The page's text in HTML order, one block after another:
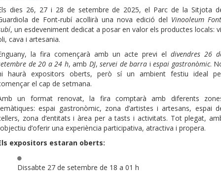
dies 26, 27 i 28 de setembre de 2025, el Parc de la Sitjota
de Font-rubí acollirà una nova edició del Vinooleum
, un esdeveniment dedicat a posar en valor els productes locals:
cava i artesania.
la fira començarà amb un acte previ el divendres 26
de 20 a 24 h, amb DJ, servei de barra i espai gastronòmic.
haurà expositors oberts, però sí un ambient festiu ideal
el cap de setmana.
un format renovat, la fira comptarà amb diferents
espai gastronòmic, zona d’artistes i artesans, espai
zona d’entitats i àrea per a tasts i activitats. Tot plegat,
d’oferir una experiència participativa, atractiva i propera.
expositors estaran oberts:
Dissabte 27 de setembre de 18 a 01 h